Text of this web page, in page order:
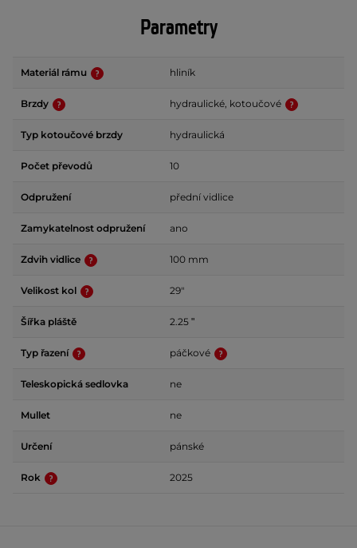
Parametry
Materiál rámu hliník
Brzdy hydraulické, kotoučové
Typ kotoučové brzdy hydraulická
Počet převodů 10
Odpružení přední vidlice
Zamykatelnost odpružení ano
Zdvih vidlice 100 mm
Velikost kol 29"
Šířka pláště 2.25 ʺ
Typ řazení páčkové
Teleskopická sedlovka ne
Mullet ne
Určení pánské
Rok 2025